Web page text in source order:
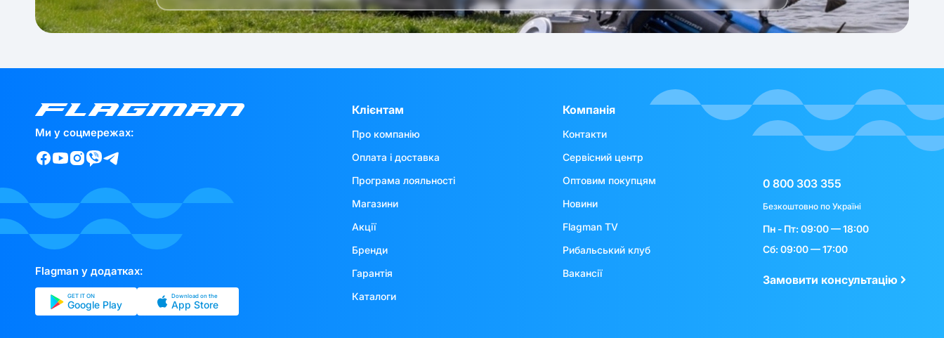
Ми у соцмережах:
Flagman у додатках:
GET IT ON
Google Play
Download on the
App Store
Клієнтам
Про компанію
Оплата і доставка
Програма лояльності
Магазини
Акції
Бренди
Гарантія
Каталоги
Компанія
Контакти
Сервісний центр
Оптовим покупцям
Новини
Flagman TV
Рибальський клуб
Вакансії
0 800 303 355
Безкоштовно по Україні
Пн - Пт: 09:00 — 18:00
Сб: 09:00 — 17:00
Замовити консультацію